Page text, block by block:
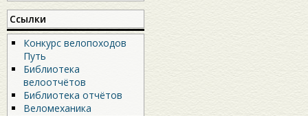
Ссылки
Конкурс велопоходов
Путь
Библиотека
велоотчётов
Библиотека отчётов
Веломеханика